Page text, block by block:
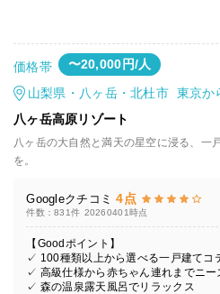
価格帯 〜20,000円/人
山梨県・八ヶ岳・北杜市 東京か
八ヶ岳高原リゾート
八ヶ岳の大自然と満天の星空に浸る、一
を。
Googleクチコミ 4点
件数：831件 20260401時点
【Goodポイント】
✓ 100種類以上から選べる一戸建てコ
✓ 高級仕様から赤ちゃん連れまでニー
✓ 森の温泉露天風呂でリラックス